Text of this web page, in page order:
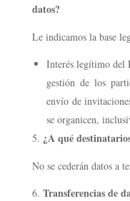
datos?
Le indicamos la base
Interés legítimo del
gestión de los
envío de
se organicen,
¿A qué
No se cederán datos a
Transferencias de